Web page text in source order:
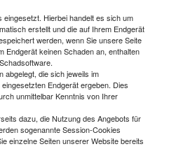
Hierbei handelt es sich um
erstellt und die auf Ihrem Endgerät
werden, wenn Sie unsere Seite
Endgerät keinen Schaden an, enthalten
abgelegt, die sich jeweils im
Endgerät ergeben. Dies
unmittelbar Kenntnis von Ihrer
dazu, die Nutzung des Angebots für
sogenannte Session-Cookies
einzelne Seiten unserer Website bereits